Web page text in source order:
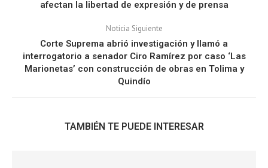
afectan la libertad de expresión y de prensa
Noticia Siguiente
Corte Suprema abrió investigación y llamó a
interrogatorio a senador Ciro Ramírez por caso ‘Las
Marionetas’ con construcción de obras en Tolima y
Quindío
TAMBIÉN TE PUEDE INTERESAR